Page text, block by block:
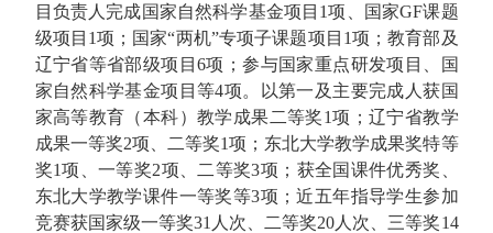
目负责人完成国家自然科学基金项目 1项、国家GF课题
级项目 1项；国家“两机”专项子课题项目 1项；教育部及
辽宁省等省部级项目6项；参与国家重点研发项目、国
家自然科学基金项目等4项。以第一及主要完成人获国
家高等教育（本科）教学成果二等奖1项；辽宁省教学
成果一等奖2项、二等奖1项；东北大学教学成果奖特等
奖1项、一等奖2项、二等奖3项；获全国课件优秀奖、
东北大学教学课件一等奖等3项；近五年指导学生参加
竞赛获国家级一等奖31 人次、二等奖20 人次、三等奖14